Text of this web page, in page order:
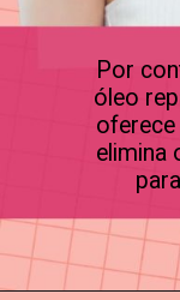
Por
óleo
elimina